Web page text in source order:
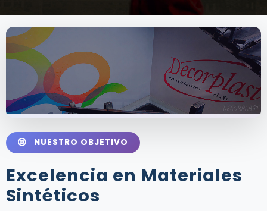
NUESTRO OBJETIVO
Excelencia en Materiales
Sintéticos